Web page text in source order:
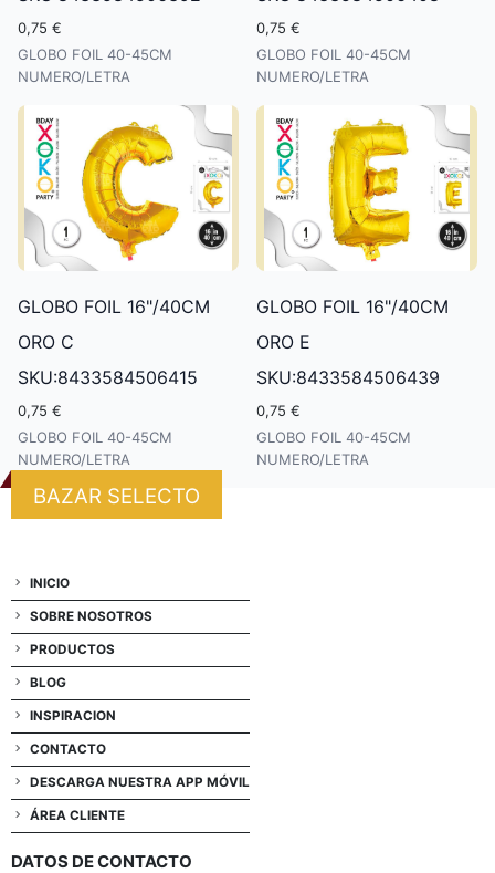
0,75 €
GLOBO FOIL 40-45CM
NUMERO/LETRA
0,75 €
GLOBO FOIL 40-45CM
NUMERO/LETRA
GLOBO FOIL 16"/40CM
ORO C
SKU:8433584506415
0,75 €
GLOBO FOIL 40-45CM
NUMERO/LETRA
GLOBO FOIL 16"/40CM
ORO E
SKU:8433584506439
0,75 €
GLOBO FOIL 40-45CM
NUMERO/LETRA
BAZAR SELECTO
INICIO
SOBRE NOSOTROS
PRODUCTOS
BLOG
INSPIRACION
CONTACTO
DESCARGA NUESTRA APP MÓVIL
ÁREA CLIENTE
DATOS DE CONTACTO